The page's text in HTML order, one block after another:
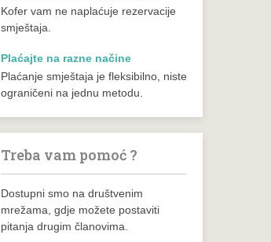
Kofer vam ne naplaćuje rezervacije
smještaja.
Plaćajte na razne načine
Plaćanje smještaja je fleksibilno, niste
ograničeni na jednu metodu.
Treba vam pomoć ?
Dostupni smo na društvenim
mrežama, gdje možete postaviti
pitanja drugim članovima.